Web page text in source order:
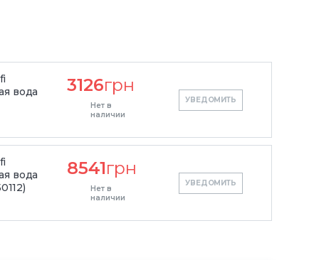
вода
3126грн
Нет в
наличии
УВЕДОМИТЬ
вода
8541грн
Нет в
наличии
УВЕДОМИТЬ